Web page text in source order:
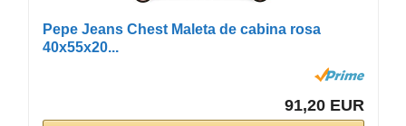
Pepe Jeans Chest Maleta de cabina rosa
40x55x20...
91,20 EUR